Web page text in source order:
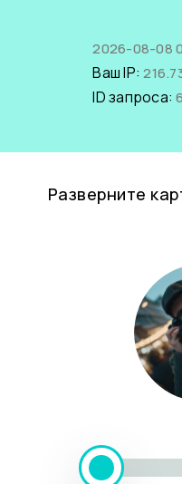
2026-08-08
Ваш IP:
ID запроса:
Разверните